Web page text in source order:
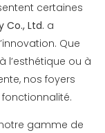
certaines
Co., Ltd. a
Que
l’esthétique ou à
nos foyers
gamme de